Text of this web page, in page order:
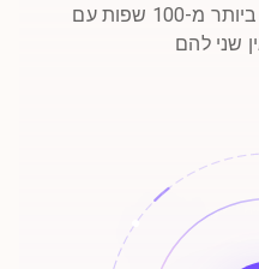
לטקסט טבעי ברמת אנוש ביותר מ-100 שפות עם